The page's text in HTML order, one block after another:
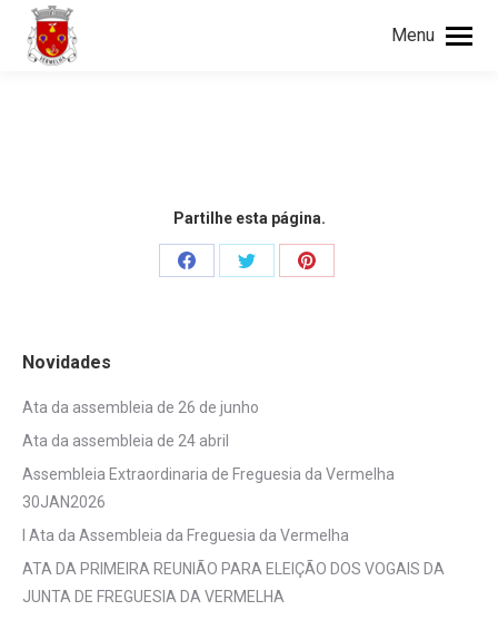
Menu
Partilhe esta página.
Share
Share
Share
Novidades
Ata da assembleia de 26 de junho
Ata da assembleia de 24 abril
Assembleia Extraordinaria de Freguesia da Vermelha
30JAN2026
I Ata da Assembleia da Freguesia da Vermelha
ATA DA PRIMEIRA REUNIÃO PARA ELEIÇÃO DOS VOGAIS DA
JUNTA DE FREGUESIA DA VERMELHA